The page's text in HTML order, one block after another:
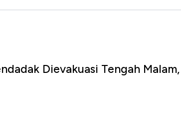
Dievakuasi Tengah Malam,